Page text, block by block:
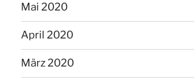
Mai 2020
April 2020
März 2020